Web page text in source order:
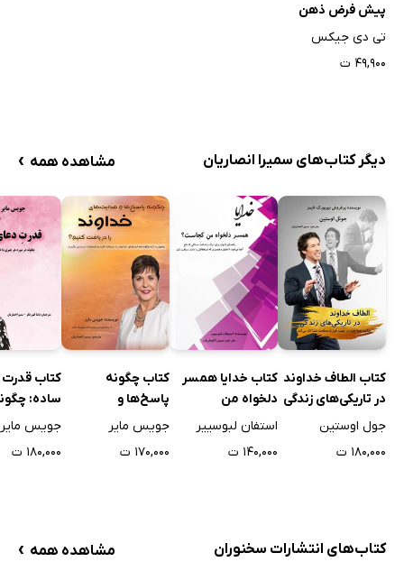
پیش فرض ذهن
خود را تغییر دهید!!
تی دی جیکس
۴۹,۹۰۰ ت
دیگر کتاب‌های سمیرا انصاریان مشاهده همه ›
کتاب الطاف خداوند
در تاریکی‌های زندگی
جول اوستین
۱۸۰,۰۰۰ ت
کتاب خدایا همسر
دلخواه من
کجاست؟
استفان لبوسییر
۱۴۰,۰۰۰ ت
کتاب چگونه
پاسخ‌ها و
هدایت‌های خداوند
جویس مایر
۱۷۰,۰۰۰ ت
کتاب
ساده:
هر چیزی
جویس مایر
۱۸۰,۰۰۰ ت
کتاب‌های انتشارات سخنوران مشاهده همه ›